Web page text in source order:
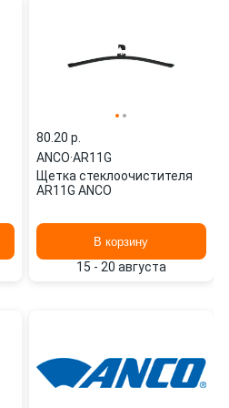
80.20 p.
ANCO·AR11G
Щетка стеклоочистителя
AR11G ANCO
В корзину
15 - 20 августа